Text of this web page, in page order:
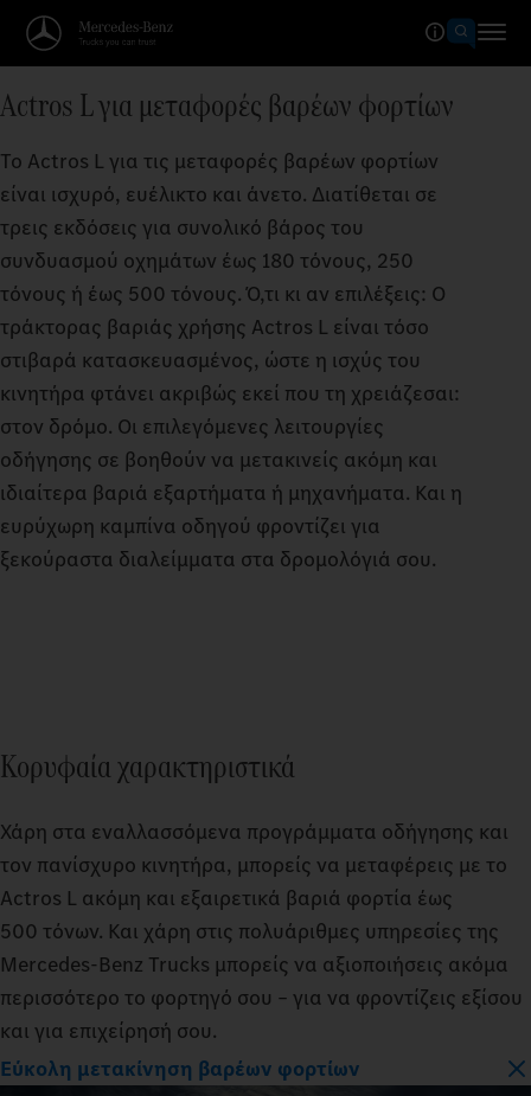
Actros L για μεταφορές βαρέων φορτίων
Το Actros L για τις μεταφορές βαρέων φορτίων
είναι ισχυρό, ευέλικτο και άνετο. Διατίθεται σε
τρεις εκδόσεις για συνολικό βάρος του
συνδυασμού οχημάτων έως 180 τόνους, 250
τόνους ή έως 500 τόνους. Ό,τι κι αν επιλέξεις: Ο
τράκτορας βαριάς χρήσης Actros L είναι τόσο
στιβαρά κατασκευασμένος, ώστε η ισχύς του
κινητήρα φτάνει ακριβώς εκεί που τη χρειάζεσαι:
στον δρόμο. Οι επιλεγόμενες λειτουργίες
οδήγησης σε βοηθούν να μετακινείς ακόμη και
ιδιαίτερα βαριά εξαρτήματα ή μηχανήματα. Και η
ευρύχωρη καμπίνα οδηγού φροντίζει για
ξεκούραστα διαλείμματα στα δρομολόγιά σου.
Κορυφαία χαρακτηριστικά
Χάρη στα εναλλασσόμενα προγράμματα οδήγησης και
τον πανίσχυρο κινητήρα, μπορείς να μεταφέρεις με το
Actros L ακόμη και εξαιρετικά βαριά φορτία έως
500 τόνων. Και χάρη στις πολυάριθμες υπηρεσίες της
Mercedes‑Benz Trucks μπορείς να αξιοποιήσεις ακόμα
περισσότερο το φορτηγό σου – για να φροντίζεις εξίσου
και για επιχείρησή σου.
Εύκολη μετακίνηση βαρέων φορτίων